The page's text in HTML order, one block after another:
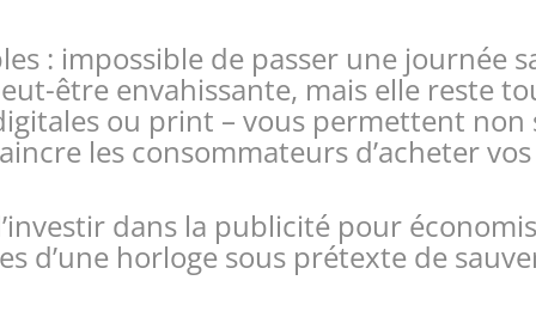
: impossible de passer une journée
être envahissante, mais elle reste
ou print – vous permettent
les consommateurs d’acheter
dans la publicité pour
d’une horloge sous prétexte de